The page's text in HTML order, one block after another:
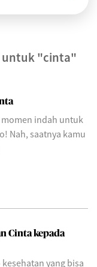
untuk"cinta"
indah untuk
Nah, saatnya kamu
Cinta kepada
yang bisa